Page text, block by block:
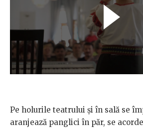
Pe holurile teatrului și în sală se
aranjează panglici în păr, se